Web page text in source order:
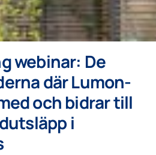
webinar: De
där Lumon-
och bidrar till
i